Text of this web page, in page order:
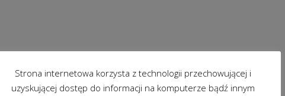
Strona internetowa korzysta z technologii przechowującej i
uzyskującej dostęp do informacji na komputerze bądź innym